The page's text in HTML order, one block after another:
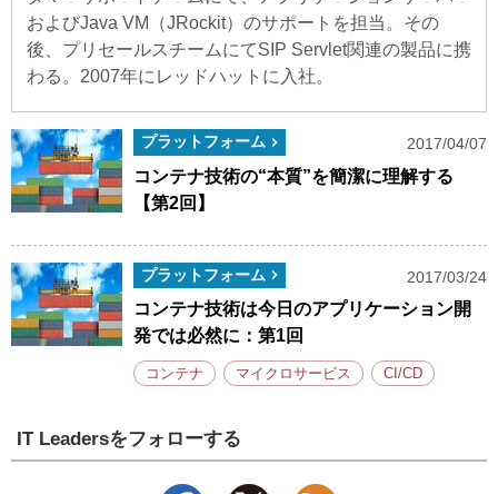
およびJava VM（JRockit）のサポートを担当。その
後、プリセールスチームにてSIP Servlet関連の製品に携
わる。2007年にレッドハットに入社。
プラットフォーム 2017/04/07
コンテナ技術の“本質”を簡潔に理解する
【第2回】
プラットフォーム 2017/03/24
コンテナ技術は今日のアプリケーション開
発では必然に：第1回
コンテナ マイクロサービス CI/CD
IT Leadersをフォローする